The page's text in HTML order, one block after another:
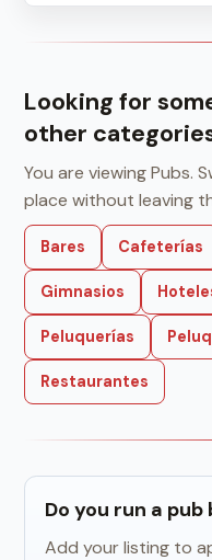
Looking for
other
You are viewing Pubs.
place without leaving
Bares Cafeterías
Gimnasios
Peluquerías
Restaurantes
Do you run a
Add your listing to